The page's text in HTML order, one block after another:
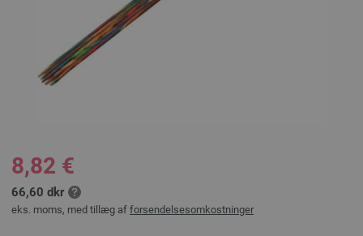
8,82 €
66,60 dkr
eks. moms, med tillæg af forsendelsesomkostninger